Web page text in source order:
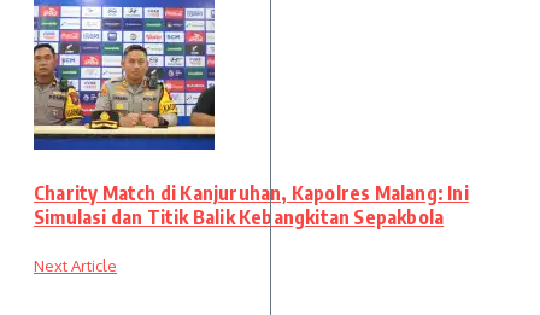
Charity Match di Kanjuruhan, Kapolres Malang: Ini
Simulasi dan Titik Balik Kebangkitan Sepakbola
Next Article